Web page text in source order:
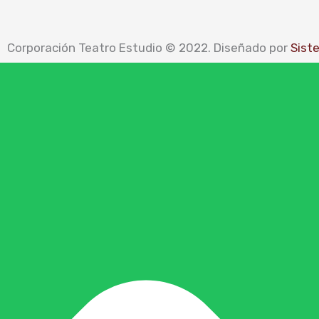
Corporación Teatro Estudio © 2022. Diseñado por